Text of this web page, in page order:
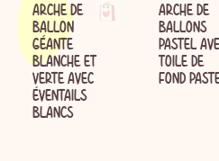
ARCHE DE
BALLON
GÉANTE
BLANCHE ET
VERTE AVEC
ÉVENTAILS
BLANCS
ARCHE DE
BALLONS
PASTEL
TOILE DE
FOND